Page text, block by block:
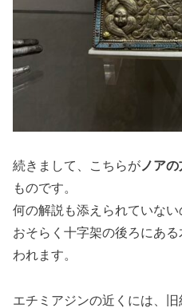
続きまして、こちらが ノア
ものです。
何の解説も添えられていない
おそらく十字架の後ろにあ
われます。
エチミアジンの近くには、